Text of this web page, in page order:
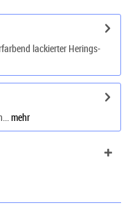
lackierter Herings-
mehr